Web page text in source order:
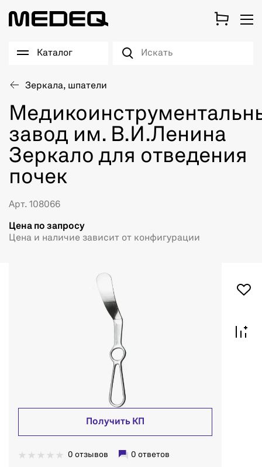
Каталог
Зеркала, шпатели
завод им. В.И.Ленина
Зеркало для отведения
почек
Арт. 108066
Цена по запросу
Цена и наличие зависит от конфигурации
Получить КП
0 отзывов 0 ответов